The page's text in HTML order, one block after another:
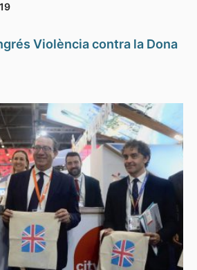
Violència contra la Dona